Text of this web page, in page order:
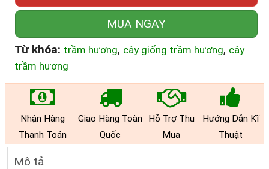
MUA NGAY
Từ khóa: trầm hương, cây giống trầm hương, cây
trầm hương
Nhận Hàng
Thanh Toán
Giao Hàng Toàn
Quốc
Hỗ Trợ Thu
Mua
Hướng Dẫn Kĩ
Thuật
Mô tả